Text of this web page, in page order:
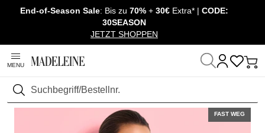
Überspringe Navigation, direkt zum Content
End-of-Season Sale: Bis zu 70% + 30€ Extra* | CODE:
30SEASON
JETZT SHOPPEN
MENU
Suchen
Startseite Mode
FAST WEG